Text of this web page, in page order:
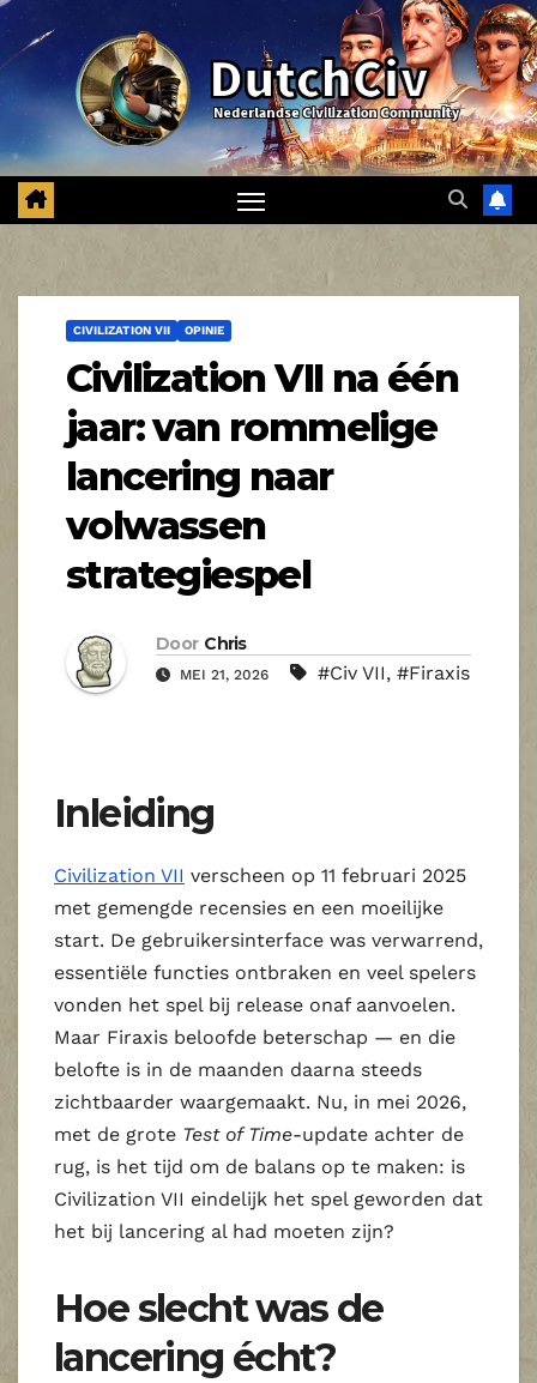
Ga
naar
CIVILIZATION VII OPINIE
Civilization VII na één
jaar: van rommelige
lancering naar
volwassen
strategiespel
Door Chris
MEI 21, 2026 #Civ VII, #Firaxis
Inleiding
Civilization VII verscheen op 11 februari 2025
met gemengde recensies en een moeilijke
start. De gebruikersinterface was verwarrend,
essentiële functies ontbraken en veel spelers
vonden het spel bij release onaf aanvoelen.
Maar Firaxis beloofde beterschap — en die
belofte is in de maanden daarna steeds
zichtbaarder waargemaakt. Nu, in mei 2026,
met de grote Test of Time-update achter de
rug, is het tijd om de balans op te maken: is
Civilization VII eindelijk het spel geworden dat
het bij lancering al had moeten zijn?
Hoe slecht was de
lancering écht?